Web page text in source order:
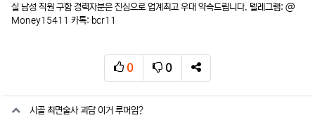
실 남성 직원 구함 경력자분은 진심으로 업계최고 우대 약속드립니다. 텔레그램: @
Money15411 카톡: bcr11
0
추천
0
비추천 SNS 공유
관련자료
시골 최면술사 괴담 이거 루머임?